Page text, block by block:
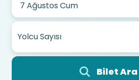
Yolcu Sayısı
Bilet Ara